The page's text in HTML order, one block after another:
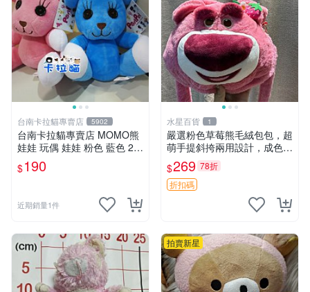
台南卡拉貓專賣店 5902
台南卡拉貓專賣店 MOMO熊
娃娃 玩偶 娃娃 粉色 藍色 2色
分售
$190
近期銷量1件
水星百貨 1
嚴選粉色草莓熊毛絨包包，超
萌手提斜挎兩用設計，成色上
佳容量大 粉紅草莓 毛絨包 超
大容量
$269 78折
折扣碼
拍賣新星